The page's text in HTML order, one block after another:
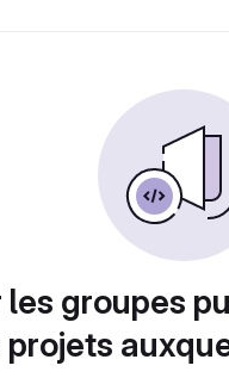
les groupes
projets